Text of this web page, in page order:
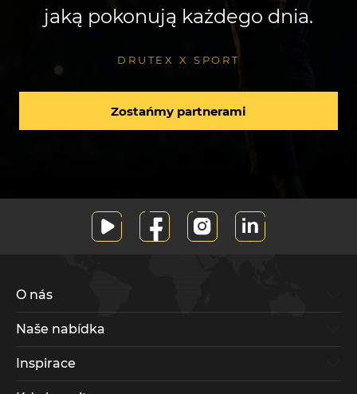
jaką pokonują każdego dnia.
DRUTEX X SPORT
Zostańmy partnerami
O nás
Naše nabídka
Inspirace